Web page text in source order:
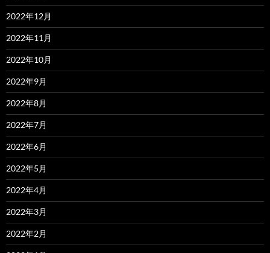
2022年12月
2022年11月
2022年10月
2022年9月
2022年8月
2022年7月
2022年6月
2022年5月
2022年4月
2022年3月
2022年2月